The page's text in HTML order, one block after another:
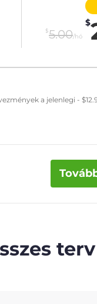
$5.00/hó
$
a jelenlegi - $
terv